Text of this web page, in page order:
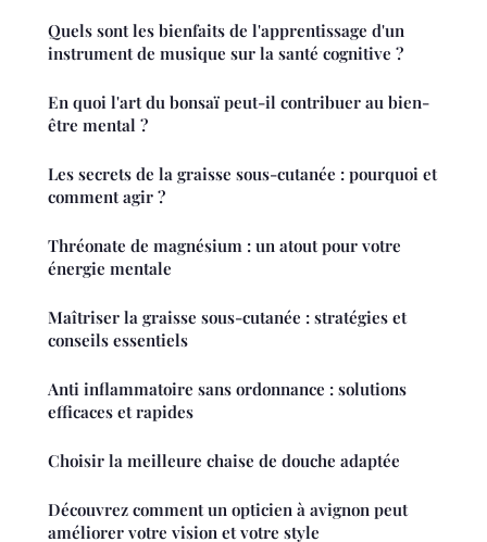
Quels sont les bienfaits de l'apprentissage d'un
instrument de musique sur la santé cognitive ?
En quoi l'art du bonsaï peut-il contribuer au bien-
être mental ?
Les secrets de la graisse sous-cutanée : pourquoi et
comment agir ?
Thréonate de magnésium : un atout pour votre
énergie mentale
Maîtriser la graisse sous-cutanée : stratégies et
conseils essentiels
Anti inflammatoire sans ordonnance : solutions
efficaces et rapides
Choisir la meilleure chaise de douche adaptée
Découvrez comment un opticien à avignon peut
améliorer votre vision et votre style